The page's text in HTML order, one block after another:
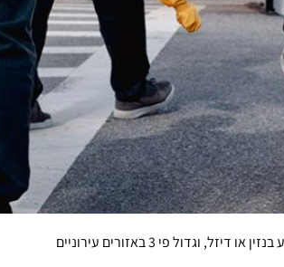
פי 3 באזורים עירוניים